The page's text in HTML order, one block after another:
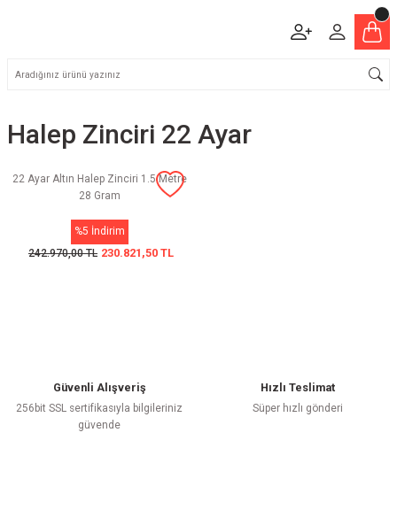
Halep Zinciri 22 Ayar
22 Ayar Altın Halep Zinciri 1.5 Metre
28 Gram
%5 İndirim
242.970,00 TL 230.821,50 TL
Güvenli Alışveriş
256bit SSL sertifikasıyla bilgileriniz
güvende
Hızlı Teslimat
Süper hızlı gönderi